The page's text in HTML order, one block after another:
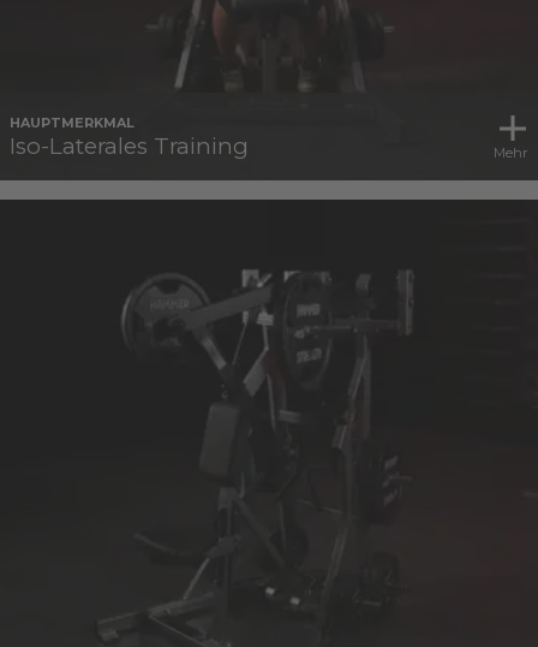
HAUPTMERKMAL
Iso-Laterales Training Mehr